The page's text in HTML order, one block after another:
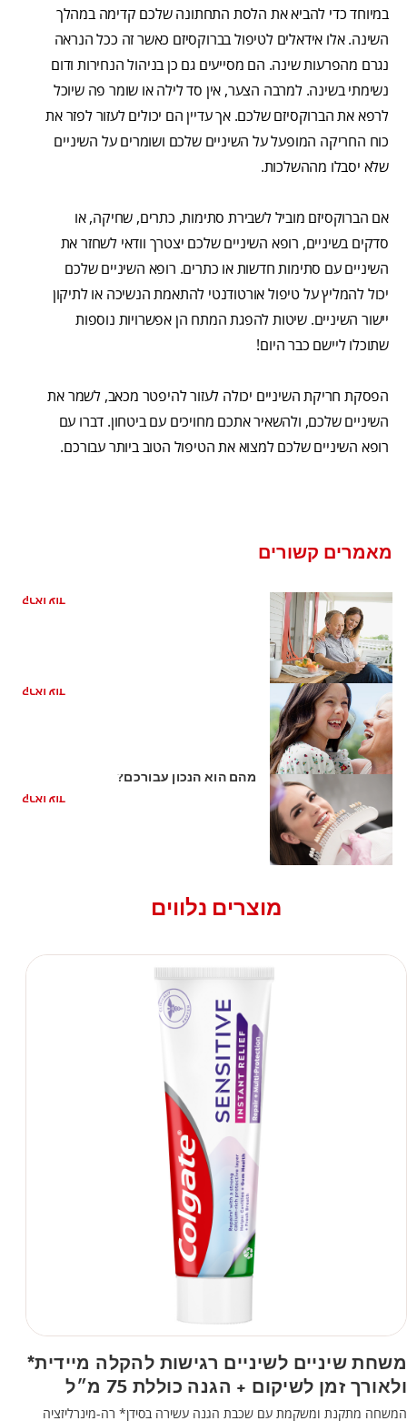
במיוחד כדי להביא את הלסת התחתונה שלכם קדימה במהלך
השינה. אלו אידאלים לטיפול בברוקסיזם כאשר זה ככל הנראה
נגרם מהפרעות שינה. הם מסייעים גם כן בניהול הנחירות ודום
נשימתי בשינה. למרבה הצער, אין סד לילה או שומר פה שיוכל
לרפא את הברוקסיזם שלכם. אך עדיין הם יכולים לעזור לפזר את
כוח החריקה המופעל על השיניים שלכם ושומרים על השיניים
שלא יסבלו מההשלכות.
אם הברוקסיזם מוביל לשבירת סתימות, כתרים, שחיקה, או
סדקים בשיניים, רופא השיניים שלכם יצטרך וודאי לשחזר את
השיניים עם סתימות חדשות או כתרים. רופא השיניים שלכם
יכול להמליץ על טיפול אורטודנטי להתאמת הנשיכה או לתיקון
יישור השיניים. שיטות להפגת המתח הן אפשרויות נוספות
שתוכלו ליישם כבר היום!
הפסקת חריקת השיניים יכולה לעזור להיפטר מכאב, לשמר את
השיניים שלכם, ולהשאיר אתכם מחויכים עם ביטחון. דברו עם
רופא השיניים שלכם למצוא את הטיפול הטוב ביותר עבורכם.
מאמרים קשורים
קראו עוד
קראו עוד
מהם הוא הנכון עבורכם?
קראו עוד
מוצרים נלווים
משחת שיניים לשיניים רגישות להקלה מיידית*
ולאורך זמן לשיקום + הגנה כוללת 75 מ״ל
המשחה מתקנת ומשקמת עם שכבת הגנה עשירה בסידן* רה-מינרליזציה